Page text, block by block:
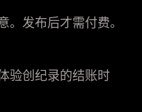
。发布后才需付费。
验创纪录的结账时